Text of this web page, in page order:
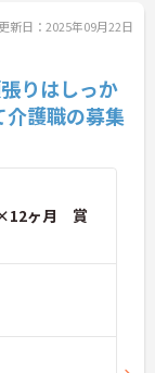
新日：2025年09月22日
りはしっか
護職の募集
ヶ月 賞